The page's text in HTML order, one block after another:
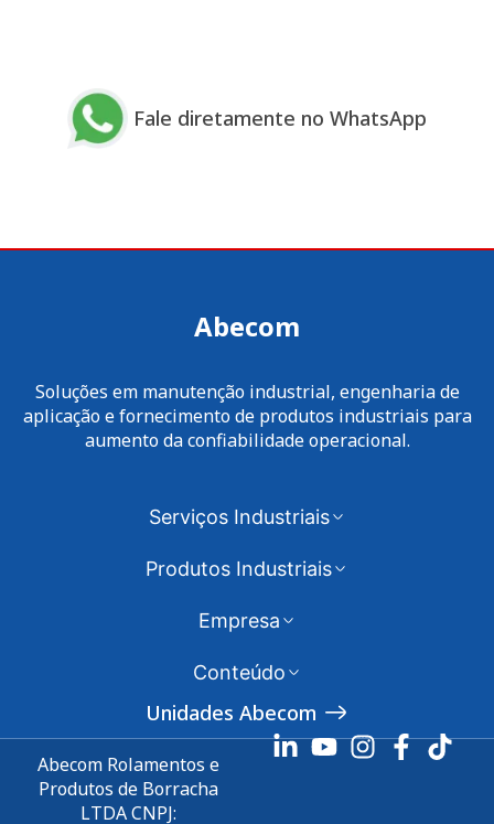
Fale diretamente no WhatsApp
Abecom
Soluções em manutenção industrial, engenharia de
aplicação e fornecimento de produtos industriais para
aumento da confiabilidade operacional.
Serviços Industriais
Produtos Industriais
Empresa
Conteúdo
Unidades Abecom
Abecom Rolamentos e
Produtos de Borracha
LTDA CNPJ: